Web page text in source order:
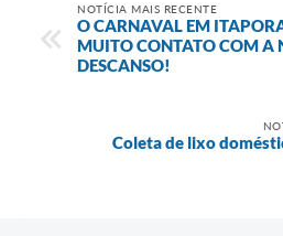
NOTÍCIA MAIS RECENTE
O CARNAVAL EM
MUITO CONTATO COM A
DESCANSO!
Coleta de lixo